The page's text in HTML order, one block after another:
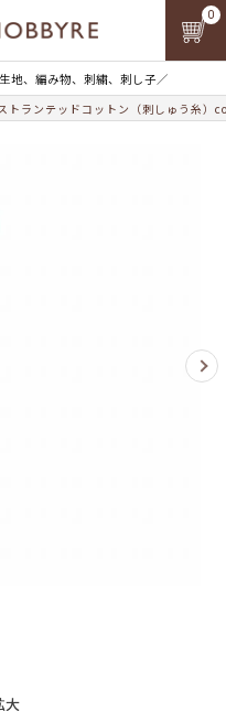
地、編み物、刺繍、刺し子／
0
トランテッドコットン（刺しゅう糸）
大